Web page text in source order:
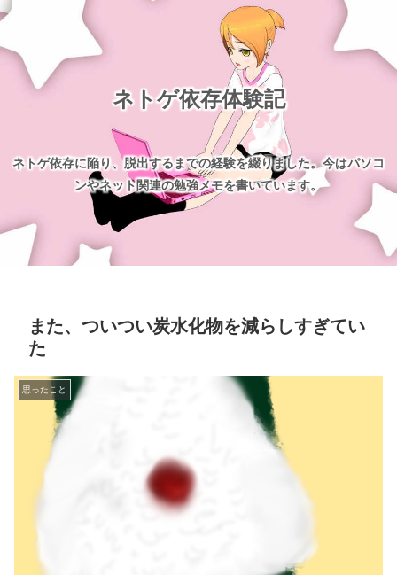
ネトゲ依存体験記
ネトゲ依存に陥り、脱出するまでの経験を綴りました。今はパソコ
ンやネット関連の勉強メモを書いています。
また、ついつい炭水化物を減らしすぎてい
た
思ったこと